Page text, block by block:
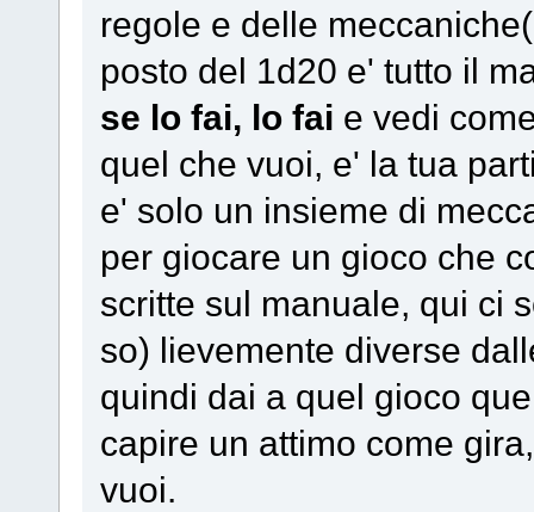
regole e delle
posto del 1d20 e' tutto il
se lo fai, lo fai e vedi
quel che vuoi, e' la tua
e' solo un insieme di
per giocare un gioco che
scritte sul manuale, qui ci
so) lievemente diverse
quindi dai a quel gioco
capire un attimo come
vuoi.